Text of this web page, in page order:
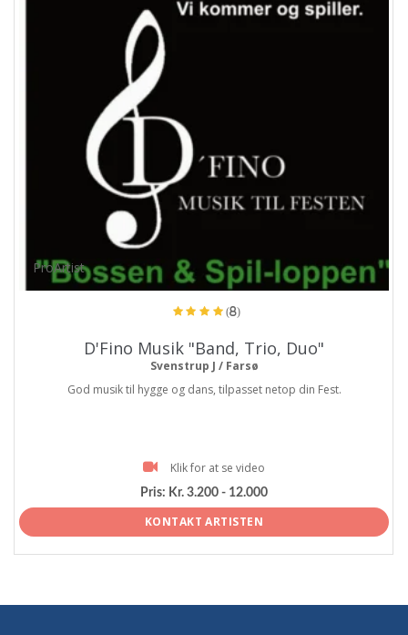
ProArtist
(8)
D'Fino Musik "Band, Trio, Duo"
Svenstrup J / Farsø
God musik til hygge og dans, tilpasset netop din Fest.
Klik for at se video
Pris: Kr. 3.200 - 12.000
KONTAKT ARTISTEN